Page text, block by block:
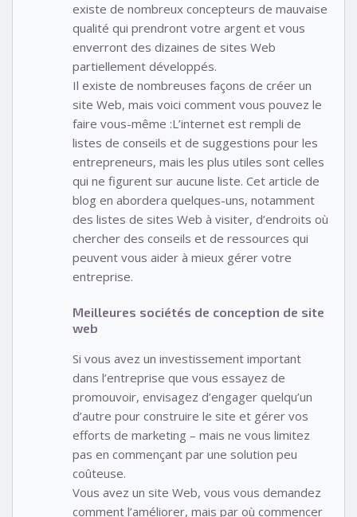
existe de nombreux concepteurs de mauvaise
qualité qui prendront votre argent et vous
enverront des dizaines de sites Web
partiellement développés.
Il existe de nombreuses façons de créer un
site Web, mais voici comment vous pouvez le
faire vous-même :L’internet est rempli de
listes de conseils et de suggestions pour les
entrepreneurs, mais les plus utiles sont celles
qui ne figurent sur aucune liste. Cet article de
blog en abordera quelques-uns, notamment
des listes de sites Web à visiter, d’endroits où
chercher des conseils et de ressources qui
peuvent vous aider à mieux gérer votre
entreprise.
Meilleures sociétés de conception de site
web
Si vous avez un investissement important
dans l’entreprise que vous essayez de
promouvoir, envisagez d’engager quelqu’un
d’autre pour construire le site et gérer vos
efforts de marketing – mais ne vous limitez
pas en commençant par une solution peu
coûteuse.
Vous avez un site Web, vous vous demandez
comment l’améliorer, mais par où commencer